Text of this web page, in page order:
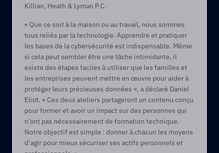
Killian, Heath & Lyman P.C.
« Que ce soit à la maison ou au travail, nous sommes
tous reliés par la technologie. Apprendre et pratiquer
les bases de la cybersécurité est indispensable. Même
si cela peut sembler être une tâche intimidante, il
existe des étapes faciles à utiliser que les familles et
les entreprises peuvent mettre en œuvre pour aider à
protéger leurs précieuses données », a déclaré Daniel
Eliot. « Ces deux ateliers partageront un contenu conçu
pour former et avoir un impact sur des personnes qui
n’ont pas nécessairement de formation technique.
Notre objectif est simple : donner à chacun les moyens
d’agir pour mieux sécuriser ses actifs personnels et